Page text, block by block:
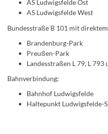
AS Ludwigsfelde Ost
AS Ludwigsfelde West
Bundesstraße B 101 mit
Brandenburg-Park
Preußen-Park
Landesstraßen L 79, L 793
Bahnverbindung:
Bahnhof Ludwigsfelde
Haltepunkt Ludwigsfelde-